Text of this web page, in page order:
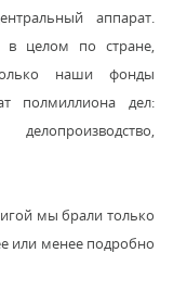
аппарат.
в целом по стране,
наши фонды
полмиллиона дел:
мы брали только
или менее подробно